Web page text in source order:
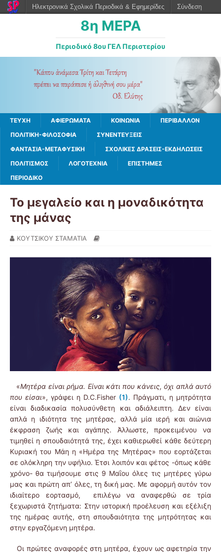
8η ΜΕΡΑ
Περιοδικό 8ου ΓΕΛ Περιστερίου
ΤΕΥΧΗ ΑΦΙΕΡΩΜΑΤΑ ΚΟΙΝΩΝΙΑ
ΠΕΡΙΒΑΛΛΟΝ
ΠΟΛΙΤΙΚΗ-ΦΙΛΟΣΟΦΙΑ
ΣΥΝΕΝΤΕΥΞΕΙΣ
ΦΑΝΤΑΣΙΑ-ΜΕΤΑΦΥΣΙΚΗ
ΣΧΟΛΙΚΕΣ ΔΡΑΣΕΙΣ-ΕΚΔΗΛΩΣΕΙΣ
ΠΟΛΙΤΙΣΜΟΣ
ΛΟΓΟΤΕΧΝΙΑ
ΕΠΙΣΤΗΜΕΣ
ΠΕΡΙΟΔΙΚΟ
Το μεγαλείο και η μοναδικότητα
της μάνας
ΚΟΥΤΣΙΚΟΥ ΣΤΑΜΑΤΙΑ
«Μητέρα είναι ρήμα. Είναι κάτι που κάνεις, όχι απλά αυτό
που είσαι», γράφει η D.C.Fisher (1). Πράγματι, η μητρότητα
είναι διαδικασία πολυσύνθετη και αδιάλειπτη. Δεν είναι
απλά η ιδιότητα της μητέρας, αλλά μία ιερή και αιώνια
έκφραση ζωής και αγάπης. Άλλωστε, προκειμένου να
τιμηθεί η σπουδαιότητά της, έχει καθιερωθεί κάθε δεύτερη
Κυριακή του Μάη η «Ημέρα της Μητέρας» που εορτάζεται
σε ολόκληρη την υφήλιο. Έτσι λοιπόν και φέτος -όπως κάθε
χρόνο- θα τιμήσουμε στις 9 Μαΐου όλες τις μητέρες γύρω
μας και πρώτη απ’ όλες, τη δική μας. Με αφορμή αυτόν τον
ιδιαίτερο εορτασμό, επιλέγω να αναφερθώ σε τρία
ξεχωριστά ζητήματα: Στην ιστορική προέλευση και εξέλιξη
της ημέρας αυτής, στη σπουδαιότητα της μητρότητας και
στην εργαζόμενη μητέρα.
Οι πρώτες αναφορές στη μητέρα, έχουν ως αφετηρία την
Ηλεκτρονικά Σχολικά Περιοδικά & Εφημερίδες Σύνδεση